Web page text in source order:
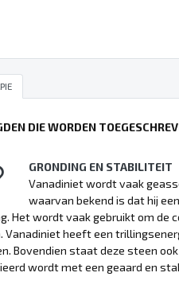
DIE WORDEN
GRONDING EN STABILITEIT
Vanadiniet wordt vaak
waarvan bekend is dat hij
Het wordt vaak gebruikt om de
Vanadiniet heeft een
Bovendien staat deze steen
wordt met een geaard en